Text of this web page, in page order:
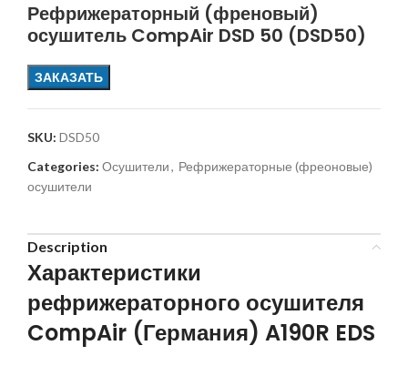
Рефрижераторный (френовый)
осушитель CompAir DSD 50 (DSD50)
ЗАКАЗАТЬ
SKU: DSD50
Categories: Осушители, Рефрижераторные (фреоновые)
осушители
Description
Характеристики
рефрижераторного осушителя
CompAir (Германия) A190R EDS